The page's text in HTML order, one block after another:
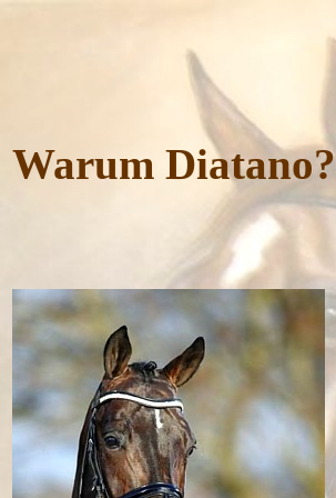
Warum Diatano?